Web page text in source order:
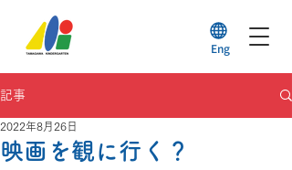
Eng
記事
映画を観に行く？
2022年8月26日